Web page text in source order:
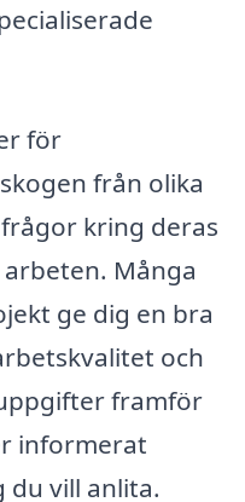
för
från olika
kring deras
Många
ge dig en bra
och
framför
informerat
du vill anlita.